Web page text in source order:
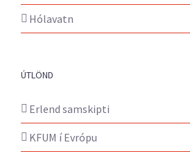
Hólavatn
ÚTLÖND
Erlend samskipti
KFUM í Evrópu